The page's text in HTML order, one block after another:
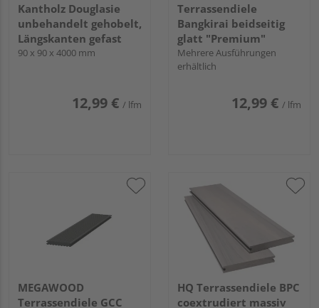
Kantholz Douglasie
unbehandelt gehobelt,
Längskanten gefast
90 x 90 x 4000 mm
12,99 € / lfm
Terrassendiele
Bangkirai beidseitig
glatt "Premium"
Mehrere Ausführungen
erhältlich
12,99 € / lfm
MEGAWOOD
Terrassendiele GCC
HQ Terrassendiele BPC
coextrudiert massiv